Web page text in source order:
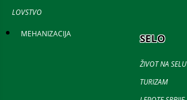
LOVSTVO
MEHANIZACIJA SELO
ŽIVOT NA SELU
TURIZAM